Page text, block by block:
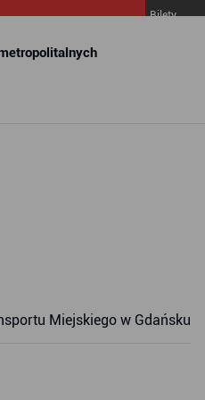
Bilety
Miejskiego w Gdańsku